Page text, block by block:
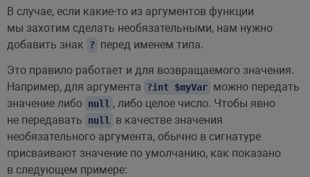
В случае, если какие-то из аргументов функции
мы захотим сделать необязательными, нам нужно
добавить знак
?
перед именем типа.
Это правило работает и для возвращаемого значения.
Например, для аргумента
?int $myVar можно передать
значение либо null , либо целое число. Чтобы явно
не передавать
null
в качестве значения
необязательного аргумента, обычно в сигнатуре
присваивают значение по умолчанию, как показано
в следующем примере: